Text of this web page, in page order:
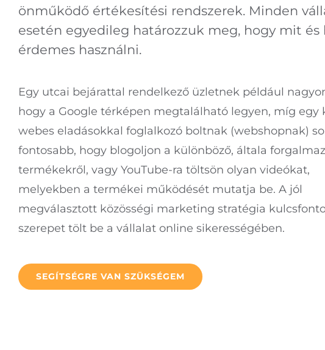
önműködő értékesítési rendszerek. Minden
esetén egyedileg határozzuk meg, hogy mit és
érdemes használni.
Egy utcai bejárattal rendelkező üzletnek például
hogy a Google térképen megtalálható legyen, míg egy
webes eladásokkal foglalkozó boltnak (webshopnak)
fontosabb, hogy blogoljon a különböző, általa
termékekről, vagy YouTube-ra töltsön olyan videókat,
melyekben a termékei működését mutatja be. A jól
megválasztott közösségi marketing stratégia
szerepet tölt be a vállalat online sikerességében.
SEGÍTSÉGRE VAN SZÜKSÉGEM